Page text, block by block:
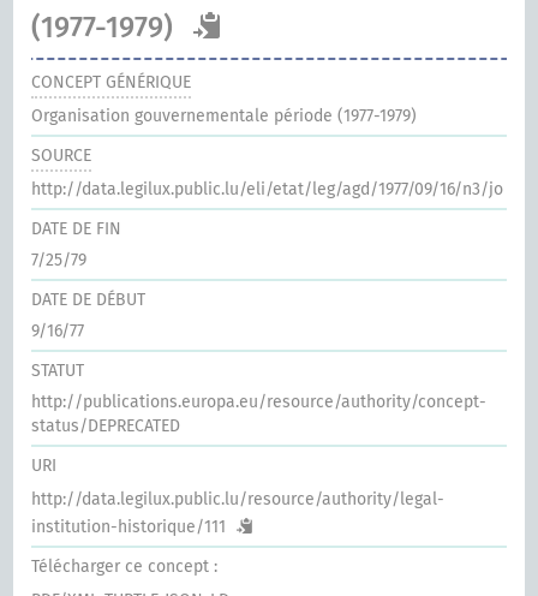
(1977-1979)
CONCEPT GÉNÉRIQUE
Organisation gouvernementale période (1977-1979)
SOURCE
http://data.legilux.public.lu/eli/etat/leg/agd/1977/09/16/n3/jo
DATE DE FIN
7/25/79
DATE DE DÉBUT
9/16/77
STATUT
http://publications.europa.eu/resource/authority/concept-
status/DEPRECATED
URI
http://data.legilux.public.lu/resource/authority/legal-
institution-historique/111
Télécharger ce concept :